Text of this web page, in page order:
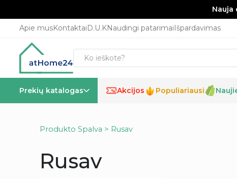
Nauja
Apie musKontaktaiD.U.KNaudingi patarimaiIšpardavimas
Prekių katalogas % Akcijos Populiariausi
Produkto Spalva > Rusav
Rusav